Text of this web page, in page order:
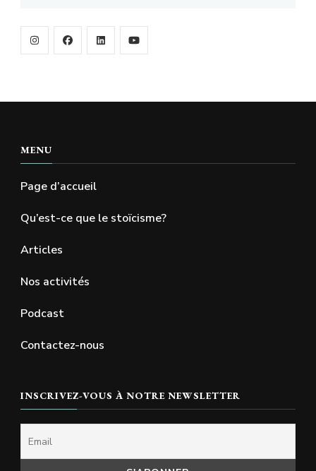
MENU
Page d’accueil
Qu’est-ce que le stoïcisme?
Articles
Nos activités
Podcast
Contactez-nous
INSCRIVEZ-VOUS À NOTRE NEWSLETTER